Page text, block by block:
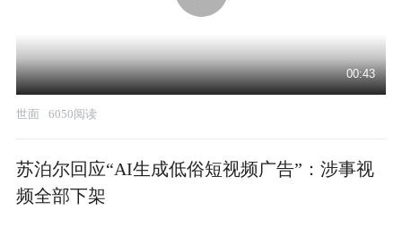
00:43
世面 6050阅读
苏泊尔回应“AI生成低俗短视频广告”：涉事视
频全部下架